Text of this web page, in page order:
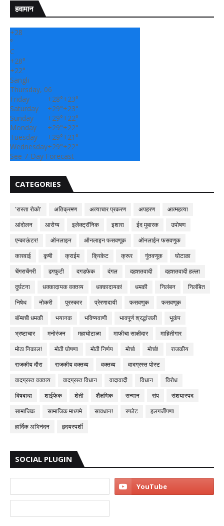
हवामान
+28
°
C
+28°
+22°
Sangli
Thursday, 06
Friday
+28°+23°
Saturday
+29°+23°
Sunday
+29°+22°
Monday
+29°+22°
Tuesday
+29°+21°
Wednesday+29°+22°
See 7-Day Forecast
CATEGORIES
'रास्ता रोको' अतिक्रमण अत्याचार प्रकरण अपहरण
आत्महत्या
आंदोलन
आरोग्य इलेक्ट्रॉनिक इशारा ईद मुबारक
उपोषण
एन्काऊंटर!
ऑनलाइन ऑनलाइन फसवणूक
ऑनलाईन फसवणुक
कारवाई
कृषी क्राईम क्रिकेट क्रूर गुंतवणूक
घोटाळा
चेंगराचेंगरी
ढगफुटी दगडफेक दंगल दहशतवादी
दहशतवादी हल्ला
दुर्घटना
धक्कादायक वक्तव्य धक्कादायक! धमकी निलंबन
निलंबित
निषेध
नोकरी पुरस्कार प्रेरणादायी फसवणुक
फसवणूक
बॉम्बची धमकी
भयानक भविष्यवाणी भावपूर्ण श्रद्धांजली
भूकंप
भ्रष्टाचार
मनोरंजन महाघोटाळा माफीचा साक्षीदार
माहितीगार
मोठा निकाल!
मोठी घोषणा मोठी निर्णय मोर्चा मोर्चा!
राजकीय
राजकीय दौरा
राजकीय वक्तव्य वक्तव्य
वादग्रस्त पोस्ट
वादग्रस्त वक्तव्य
वादग्रस्त विधान वादावादी विधान
विरोध
विषबाधा
शाईफेक शेती शैक्षणिक सन्मान संप
संशयास्पद
सामाजिक
सामाजिक माध्यमे सावधान! स्फोट
हलगर्जीपणा
हार्दिक अभिनंदन
हृदयस्पर्शी
SOCIAL PLUGIN